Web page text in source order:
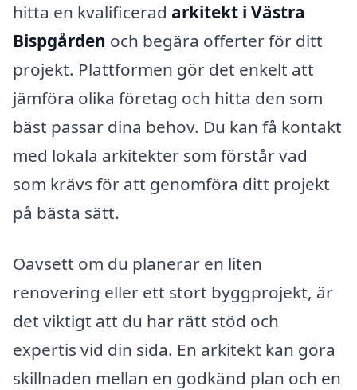
hitta en kvalificerad arkitekt i Västra
Bispgården och begära offerter för ditt
projekt. Plattformen gör det enkelt att
jämföra olika företag och hitta den som
bäst passar dina behov. Du kan få kontakt
med lokala arkitekter som förstår vad
som krävs för att genomföra ditt projekt
på bästa sätt.
Oavsett om du planerar en liten
renovering eller ett stort byggprojekt, är
det viktigt att du har rätt stöd och
expertis vid din sida. En arkitekt kan göra
skillnaden mellan en godkänd plan och en